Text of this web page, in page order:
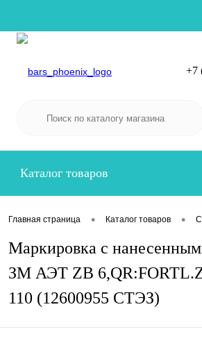
+7
Каталог товаров
Главная страница • Каталог товаров •
Маркировка с
ЗМ АЭТ ZB
110 (12600955 СТЭЗ)